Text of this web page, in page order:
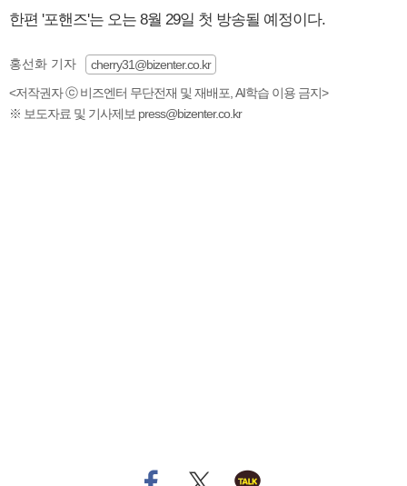
​한편 '포핸즈'는 오는 8월 29일 첫 방송될 예정이다.
홍선화 기자
cherry31@bizenter.co.kr
<저작권자 ⓒ 비즈엔터 무단전재 및 재배포, AI학습 이용 금지>
※ 보도자료 및 기사제보 press@bizenter.co.kr